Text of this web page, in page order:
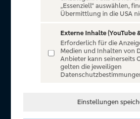
für alle Kunden der Volksbanken
unserem einzigartigen Portal finden
atemberaubende Konzerte, Musicals
Fußball-Bundesliga sowie die
In Zusammenarbeit mit
„Essenziell“ auswählen,
Übermittlung in die USA
Externe Inhalte (YouTube
Erforderlich für die
Medien und Inhalten von
Anbieter kann seinerseits
gelten die jeweiligen
Einstellungen